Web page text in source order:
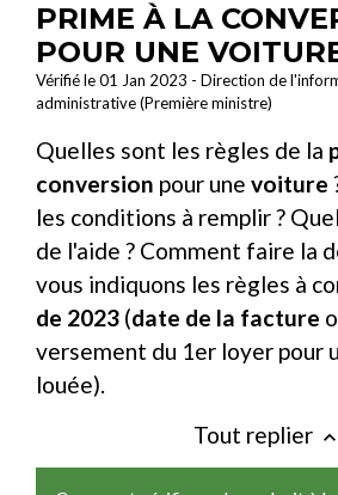
PRIME À LA
POUR UNE
Vérifié le 01 Jan 2023 - Direction de
administrative (Première ministre)
Quelles sont les règles de la
conversion pour une voiture
les conditions à remplir ?
de l'aide ? Comment faire la
vous indiquons les règles à
de 2023 (date de la facture
versement du 1er loyer pour
louée).
Tout replier keyboard_arrow_up